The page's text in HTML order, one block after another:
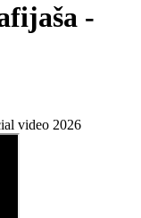
-
video 2026